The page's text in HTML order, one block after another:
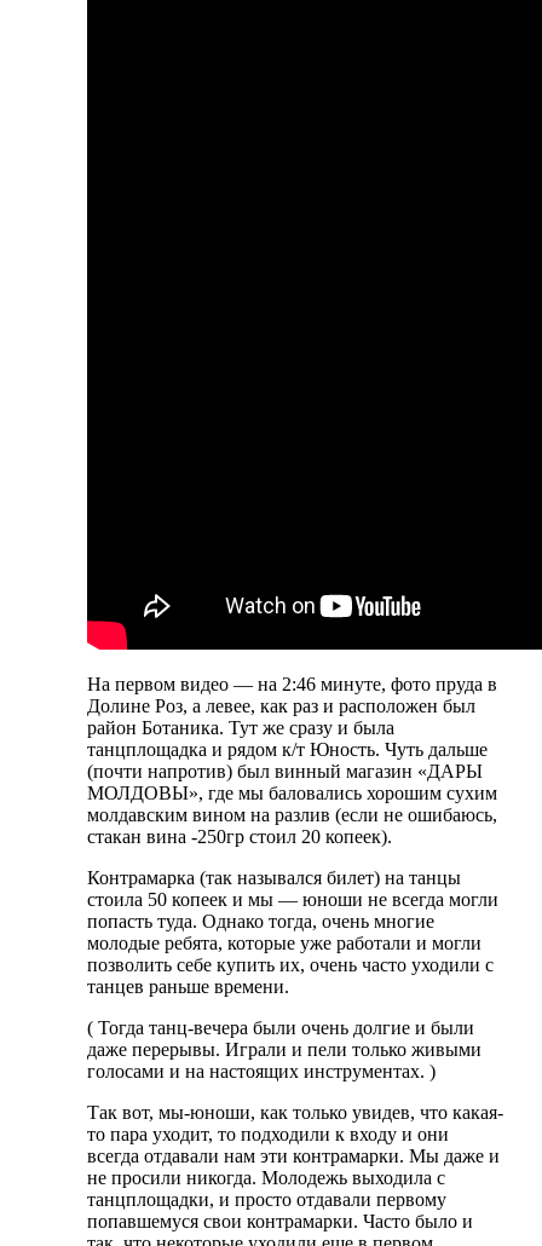
На первом видео — на 2:46 минуте, фото пруда в
Долине Роз, а левее, как раз и расположен был
район Ботаника. Тут же сразу и была
танцплощадка и рядом к/т Юность. Чуть дальше
(почти напротив) был винный магазин «ДАРЫ
МОЛДОВЫ», где мы баловались хорошим сухим
молдавским вином на разлив (если не ошибаюсь,
стакан вина -250гр стоил 20 копеек).
Контрамарка (так назывался билет) на танцы
стоила 50 копеек и мы — юноши не всегда могли
попасть туда. Однако тогда, очень многие
молодые ребята, которые уже работали и могли
позволить себе купить их, очень часто уходили с
танцев раньше времени.
( Тогда танц-вечера были очень долгие и были
даже перерывы. Играли и пели только живыми
голосами и на настоящих инструментах. )
Так вот, мы-юноши, как только увидев, что какая-
то пара уходит, то подходили к входу и они
всегда отдавали нам эти контрамарки. Мы даже и
не просили никогда. Молодежь выходила с
танцплощадки, и просто отдавали первому
попавшемуся свои контрамарки. Часто было и